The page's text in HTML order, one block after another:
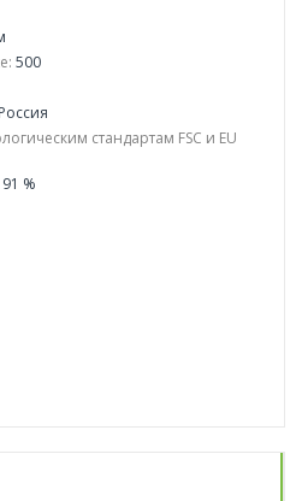
500
Россия
стандартам FSC и EU
91 %